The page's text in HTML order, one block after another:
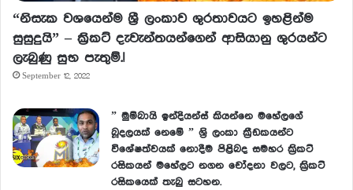
“නිසැක වශයෙන්ම ශ්‍රී ලංකාව ශුරතාවයට ඉහළින්ම
සුසුදුයි” – ක්‍රිකට් දැවැන්තයන්ගෙන් ආසියානු ශුරයන්ට
ලැබුණු සුභ පැතුම්.!
September 12, 2022
” මුම්බායි ඉන්දියන්ස් කියන්නෙ මහේලගේ
බූදලයක් නෙමේ ” ශ්‍රි ලංකා ක්‍රීඩකයන්ට
විශේෂත්වයක් නොදීම පිළිබද සමහර ක්‍රිකට්
රසිකයන් මහේලට නගන චෝදනා වලට, ක්‍රිකට්
රසිකයෙක් තැබු සටහන.